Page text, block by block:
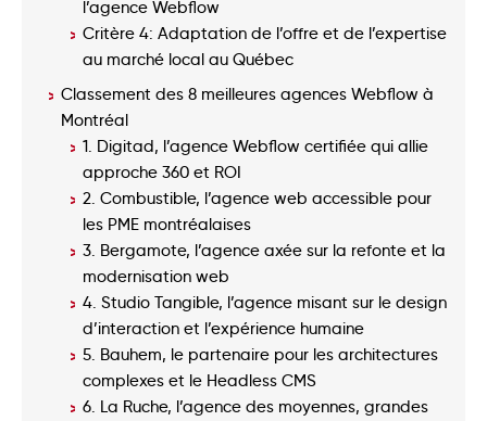
l’agence Webflow
Critère 4: Adaptation de l’offre et de l’expertise
au marché local au Québec
Classement des 8 meilleures agences Webflow à
Montréal
1. Digitad, l’agence Webflow certifiée qui allie
approche 360 et ROI
2. Combustible, l’agence web accessible pour
les PME montréalaises
3. Bergamote, l’agence axée sur la refonte et la
modernisation web
4. Studio Tangible, l’agence misant sur le design
d’interaction et l’expérience humaine
5. Bauhem, le partenaire pour les architectures
complexes et le Headless CMS
6. La Ruche, l’agence des moyennes, grandes